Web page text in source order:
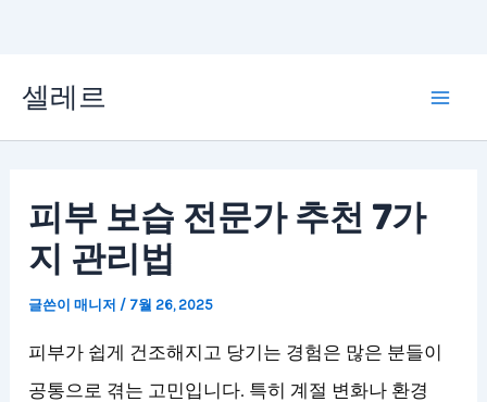
츠
셀레르
피부 보습 전문가 추천 7가
지 관리법
글쓴이매니저 / 7월 26, 2025
피부가 쉽게 건조해지고 당기는 경험은 많은 분들이
공통으로 겪는 고민입니다. 특히 계절 변화나 환경